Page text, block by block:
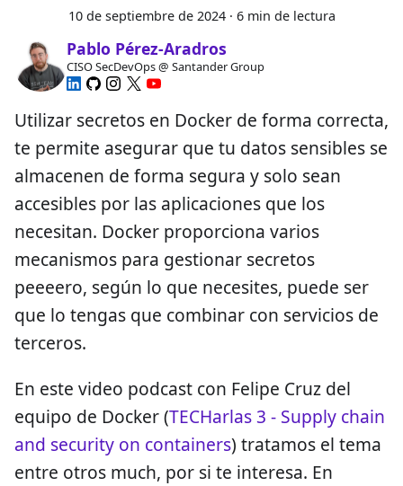
10 de septiembre de 2024· 6 min de lectura
Pablo Pérez-Aradros
CISO SecDevOps @ Santander Group
Utilizar secretos en Docker de forma correcta,
te permite asegurar que tu datos sensibles se
almacenen de forma segura y solo sean
accesibles por las aplicaciones que los
necesitan. Docker proporciona varios
mecanismos para gestionar secretos
peeeero, según lo que necesites, puede ser
que lo tengas que combinar con servicios de
terceros.
En este video podcast con Felipe Cruz del
equipo de Docker (TECHarlas 3 - Supply chain
and security on containers) tratamos el tema
entre otros much, por si te interesa. En